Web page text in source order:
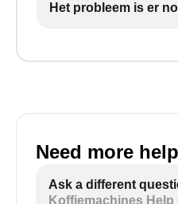
Het probleem is er
Need more
Ask a different
Koffiemachines Help